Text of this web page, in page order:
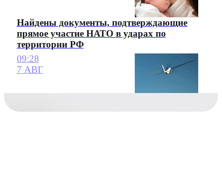
Найдены документы, подтверждающие
прямое участие НАТО в ударах по
территории РФ
09:28
7 АВГ